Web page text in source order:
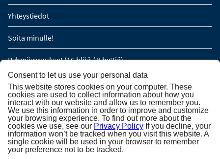
Yhteystiedot
Soita minulle!
Ryhmävaraukset (16 hlöä / 8 hyttiä)
TILAA UUTISKIRJE
Tilaa uutiskirje
Consent to let us use your personal data
This website stores cookies on your computer. These
cookies are used to collect information about how you
interact with our website and allow us to remember you.
We use this information in order to improve and customize
your browsing experience. To find out more about the
cookies we use, see our Privacy Policy If you decline, your
information won’t be tracked when you visit this website. A
single cookie will be used in your browser to remember
your preference not to be tracked.